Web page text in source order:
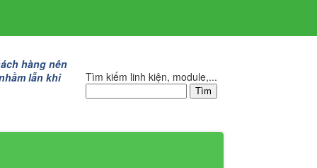
hàng nên
lẫn khi
Tìm kiếm linh kiện, module,...